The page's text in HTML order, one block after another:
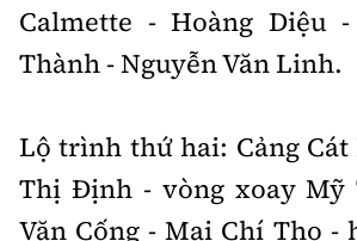
Calmette - Hoàng Diệu
Thành - Nguyễn Văn Linh.
Lộ trình thứ hai: Cảng Cát
Thị Định - vòng xoay Mỹ
Văn Cống - Mai Chí Thọ -